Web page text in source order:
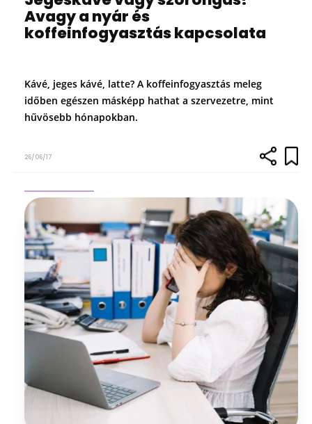
Avagy a nyár és
koffeinfogyasztás kapcsolata
Kávé, jeges kávé, latte? A koffeinfogyasztás meleg
időben egészen másképp hathat a szervezetre, mint
hűvösebb hónapokban.
26/06/17